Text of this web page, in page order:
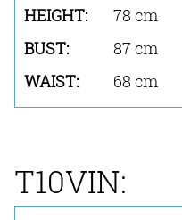
78 cm
87 cm
68 cm
T10VIN: